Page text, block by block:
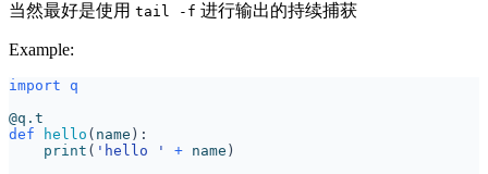
当然最好是使用 tail -f 进行输出的持续捕获
Example:
import
q
@q.t
def
hello ( name ):
print ( 'hello ' + name )